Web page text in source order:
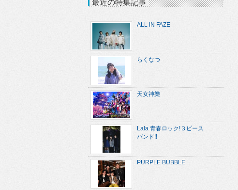
最近の特集記事
ALL iN FAZE
らくなつ
天女神樂
Lala 青春ロック!３ピース
バンド!!
PURPLE BUBBLE